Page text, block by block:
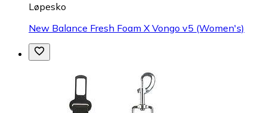
Løpesko
New Balance Fresh Foam X Vongo v5 (Women's)